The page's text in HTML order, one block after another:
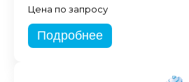
Цена по запросу
Подробнее